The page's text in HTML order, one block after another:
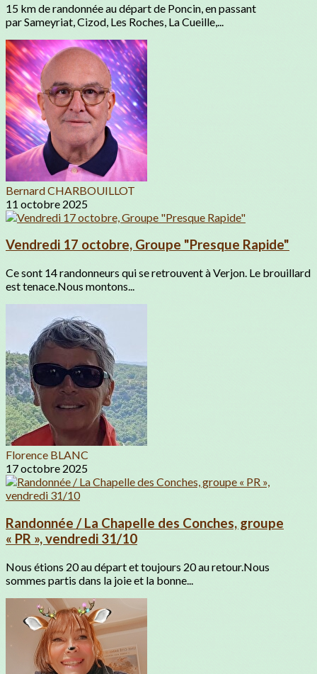
15 km de randonnée au départ de Poncin, en passant
par Sameyriat, Cizod, Les Roches, La Cueille,...
Bernard CHARBOUILLOT
11 octobre 2025
Vendredi 17 octobre, Groupe "Presque Rapide"
Ce sont 14 randonneurs qui se retrouvent à Verjon. Le brouillard
est tenace.Nous montons...
Florence BLANC
17 octobre 2025
Randonnée / La Chapelle des Conches, groupe
« PR », vendredi 31/10
Nous étions 20 au départ et toujours 20 au retour.Nous
sommes partis dans la joie et la bonne...